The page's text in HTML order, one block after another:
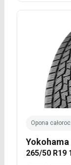
Opona
Yokohama
265/50 R19